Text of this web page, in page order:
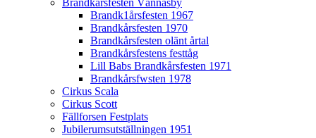
Brandkårsfesten Vännäsby
Brandk1årsfesten 1967
Brandkårsfesten 1970
Brandkårsfesten olänt årtal
Brandkårsfestens festtåg
Lill Babs Brandkårsfesten 1971
Brandkårsfwsten 1978
Cirkus Scala
Cirkus Scott
Fällforsen Festplats
Jubilerumsutställningen 1951